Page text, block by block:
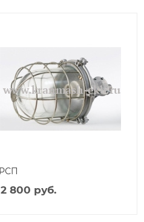
РСП
2 800 руб.